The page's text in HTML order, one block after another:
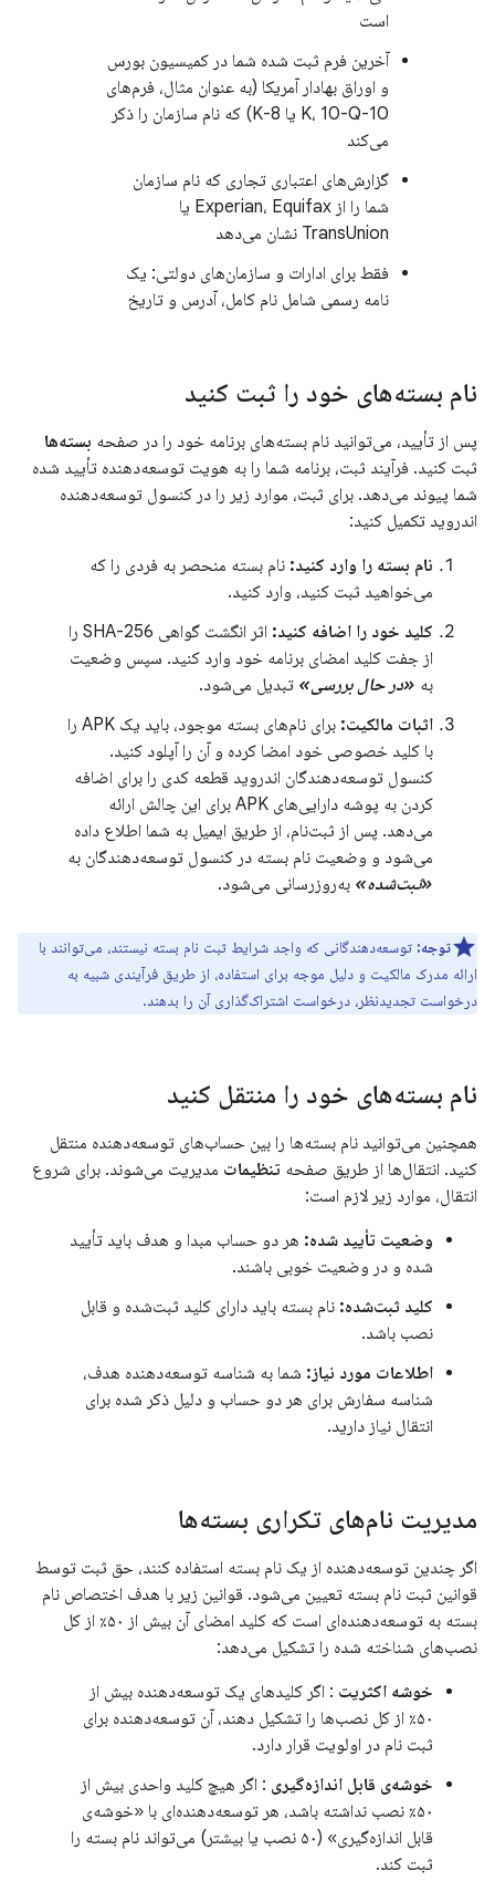
است
آخرین فرم ثبت شده شما در کمیسیون بورس
و اوراق بهادار آمریکا (به عنوان مثال، فرم‌های
10-K، 10-Q یا 8-K) که نام سازمان را ذکر
می‌کند
گزارش‌های اعتباری تجاری که نام سازمان
شما را از Experian، Equifax یا
TransUnion نشان می‌دهد
فقط برای ادارات و سازمان‌های دولتی: یک
نامه رسمی شامل نام کامل، آدرس و تاریخ
نام بسته‌های خود را ثبت کنید
پس از تأیید، می‌توانید نام بسته‌های برنامه خود را در صفحه بسته‌ها
ثبت کنید. فرآیند ثبت، برنامه شما را به هویت توسعه‌دهنده تأیید شده
شما پیوند می‌دهد. برای ثبت، موارد زیر را در کنسول توسعه‌دهنده
اندروید تکمیل کنید:
نام بسته را وارد کنید: نام بسته منحصر به فردی را که
می‌خواهید ثبت کنید، وارد کنید.
کلید خود را اضافه کنید:
اثر انگشت گواهی SHA-256 را
از جفت کلید امضای برنامه خود وارد کنید. سپس وضعیت
به «در حال بررسی» تبدیل می‌شود.
اثبات مالکیت:
برای نام‌های بسته موجود، باید یک APK را
با کلید خصوصی خود امضا کرده و آن را آپلود کنید.
کنسول توسعه‌دهندگان اندروید قطعه کدی را برای اضافه
کردن به پوشه دارایی‌های APK برای این چالش ارائه
می‌دهد. پس از ثبت‌نام، از طریق ایمیل به شما اطلاع داده
می‌شود و وضعیت نام بسته در کنسول توسعه‌دهندگان به
«ثبت‌شده» به‌روزرسانی می‌شود.
توجه: توسعه‌دهندگانی که واجد شرایط ثبت نام بسته نیستند، می‌توانند با
ارائه مدرک مالکیت و دلیل موجه برای استفاده، از طریق فرآیندی شبیه به
درخواست تجدیدنظر، درخواست اشتراک‌گذاری آن را بدهند.
نام بسته‌های خود را منتقل کنید
همچنین می‌توانید نام بسته‌ها را بین حساب‌های توسعه‌دهنده منتقل
کنید. انتقال‌ها از طریق صفحه تنظیمات مدیریت می‌شوند. برای شروع
انتقال، موارد زیر لازم است:
وضعیت تأیید شده: هر دو حساب مبدا و هدف باید تأیید
شده و در وضعیت خوبی باشند.
کلید ثبت‌شده: نام بسته باید دارای کلید ثبت‌شده و قابل
نصب باشد.
اطلاعات مورد نیاز: شما به شناسه توسعه‌دهنده هدف،
شناسه سفارش برای هر دو حساب و دلیل ذکر شده برای
انتقال نیاز دارید.
مدیریت نام‌های تکراری بسته‌ها
اگر چندین توسعه‌دهنده از یک نام بسته استفاده کنند، حق ثبت توسط
قوانین ثبت نام بسته تعیین می‌شود. قوانین زیر با هدف اختصاص نام
بسته به توسعه‌دهنده‌ای است که کلید امضای آن بیش از ۵۰٪ از کل
نصب‌های شناخته شده را تشکیل می‌دهد:
خوشه اکثریت : اگر کلیدهای یک توسعه‌دهنده بیش از
۵۰٪ از کل نصب‌ها را تشکیل دهند، آن توسعه‌دهنده برای
ثبت نام در اولویت قرار دارد.
خوشه‌ی قابل اندازه‌گیری : اگر هیچ کلید واحدی بیش از
۵۰٪ نصب نداشته باشد، هر توسعه‌دهنده‌ای با «خوشه‌ی
قابل اندازه‌گیری» (۵۰ نصب یا بیشتر) می‌تواند نام بسته را
ثبت کند.